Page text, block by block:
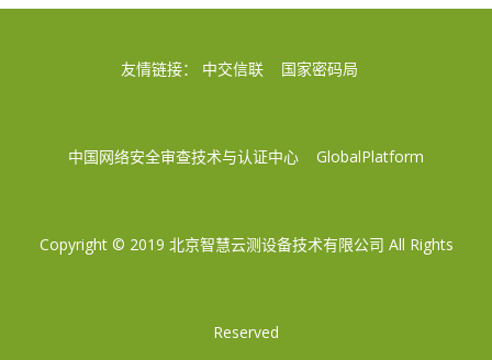
友情链接： 中交信联 国家密码局
中国网络安全审查技术与认证中心 GlobalPlatform
Copyright © 2019 北京智慧云测设备技术有限公司 All Rights
Reserved